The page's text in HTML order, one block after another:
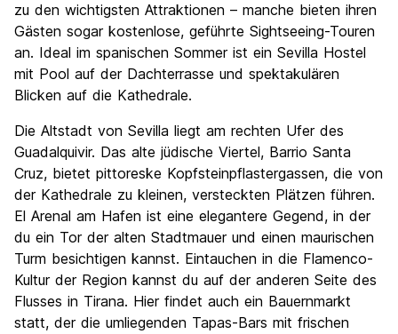
zu den wichtigsten Attraktionen – manche bieten ihren
Gästen sogar kostenlose, geführte Sightseeing-Touren
an. Ideal im spanischen Sommer ist ein Sevilla Hostel
mit Pool auf der Dachterrasse und spektakulären
Blicken auf die Kathedrale.
Die Altstadt von Sevilla liegt am rechten Ufer des
Guadalquivir. Das alte jüdische Viertel, Barrio Santa
Cruz, bietet pittoreske Kopfsteinpflastergassen, die von
der Kathedrale zu kleinen, versteckten Plätzen führen.
El Arenal am Hafen ist eine elegantere Gegend, in der
du ein Tor der alten Stadtmauer und einen maurischen
Turm besichtigen kannst. Eintauchen in die Flamenco-
Kultur der Region kannst du auf der anderen Seite des
Flusses in Tirana. Hier findet auch ein Bauernmarkt
statt, der die umliegenden Tapas-Bars mit frischen